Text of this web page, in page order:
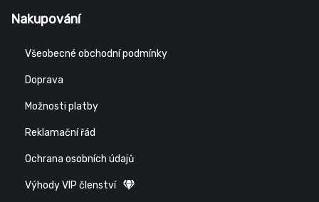
Nakupování
Všeobecné obchodní podmínky
Doprava
Možnosti platby
Reklamační řád
Ochrana osobních údajů
Výhody VIP členství